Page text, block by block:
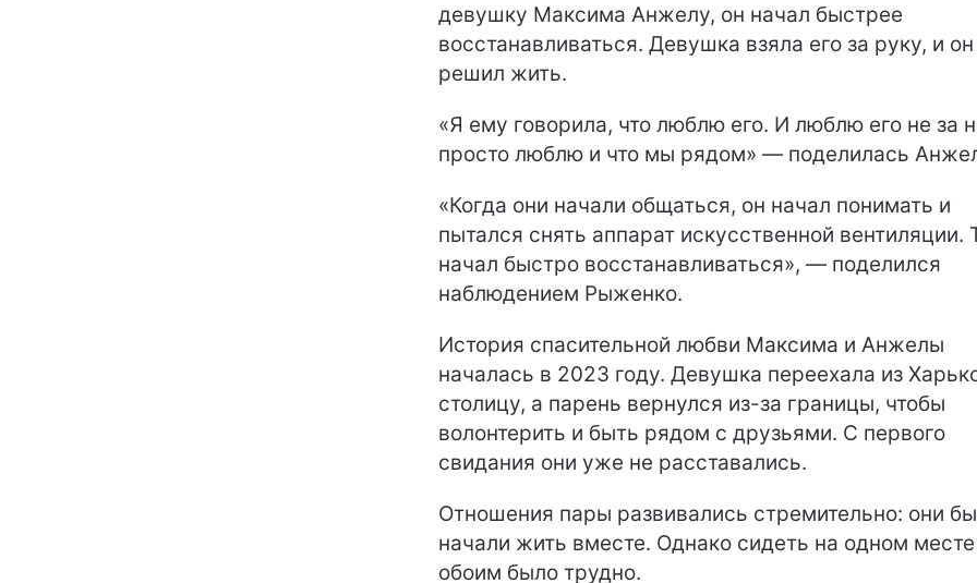
девушку Максима Анжелу, он начал быстрее
восстанавливаться. Девушка взяла его за руку, и он
решил жить.
«Я ему говорила, что люблю его. И люблю его не за
просто люблю и что мы рядом» — поделилась
«Когда они начали общаться, он начал понимать и
пытался снять аппарат искусственной вентиляции.
начал быстро восстанавливаться», — поделился
наблюдением Рыженко.
История спасительной любви Максима и Анжелы
началась в 2023 году. Девушка переехала из
столицу, а парень вернулся из-за границы, чтобы
волонтерить и быть рядом с друзьями. С первого
свидания они уже не расставались.
Отношения пары развивались стремительно: они
начали жить вместе. Однако сидеть на одном
обоим было трудно.